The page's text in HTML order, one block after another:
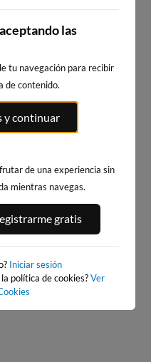
FARO
0.1 m CHOPI
las
tu navegación para recibir
de contenido.
y continuar
de una experiencia sin
mientras navegas.
gratis
Iniciar sesión
política de cookies?Ver